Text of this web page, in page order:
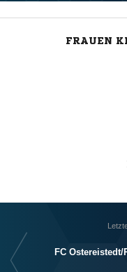
FRAUEN
FC Ostereistedt/​